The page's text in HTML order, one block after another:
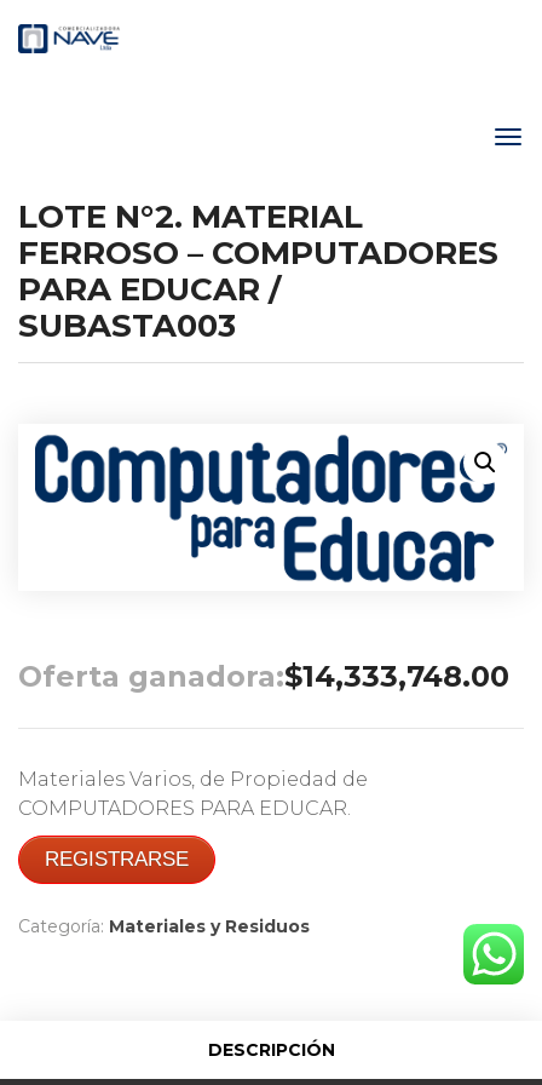
LOTE N°2. MATERIAL
FERROSO – COMPUTADORES
PARA EDUCAR /
SUBASTA003
Oferta ganadora:$14,333,748.00
Materiales Varios, de Propiedad de
COMPUTADORES PARA EDUCAR.
REGISTRARSE
Categoría: Materiales y Residuos
DESCRIPCIÓN